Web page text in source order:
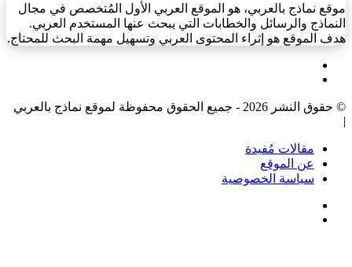
موقع نماذج بالعربي، هو الموقع العربي الأول المُتخصص في مجال
النماذج والرسائل والخطابات التي يبحث عنها المستخدم العربي.
هدف الموقع هو إثراء المحتوى العربي وتسهيل مهمة البحث للمحتاج.
© حقوق النشر 2026 - جميع الحقوق محفوظة لموقع نماذج بالعربي
|
مقالات مُفيدة
عن الموقع
سياسة الخصوصية